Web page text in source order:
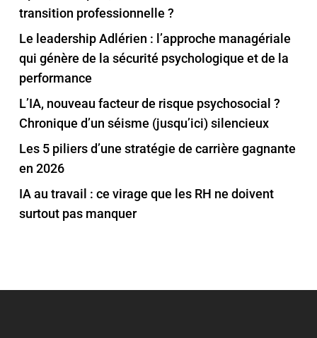
transition professionnelle ?
Le leadership Adlérien : l’approche managériale
qui génère de la sécurité psychologique et de la
performance
L’IA, nouveau facteur de risque psychosocial ?
Chronique d’un séisme (jusqu’ici) silencieux
Les 5 piliers d’une stratégie de carrière gagnante
en 2026
IA au travail : ce virage que les RH ne doivent
surtout pas manquer